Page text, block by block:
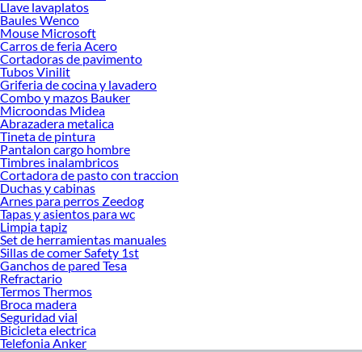
Llave lavaplatos
Baules Wenco
Mouse Microsoft
Carros de feria Acero
Cortadoras de pavimento
Tubos Vinilit
Griferia de cocina y lavadero
Combo y mazos Bauker
Microondas Midea
Abrazadera metalica
Tineta de pintura
Pantalon cargo hombre
Timbres inalambricos
Cortadora de pasto con traccion
Duchas y cabinas
Arnes para perros Zeedog
Tapas y asientos para wc
Limpia tapiz
Set de herramientas manuales
Sillas de comer Safety 1st
Ganchos de pared Tesa
Refractario
Termos Thermos
Broca madera
Seguridad vial
Bicicleta electrica
Telefonia Anker